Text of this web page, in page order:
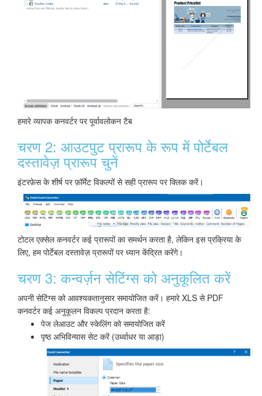
हमारे व्यापक कनवर्टर पर पूर्वावलोकन टैब
चरण 2: आउटपुट प्रारूप के रूप में पोर्टेबल
दस्तावेज़ प्रारूप चुनें
इंटरफ़ेस के शीर्ष पर फ़ॉर्मेट विकल्पों से सही प्रारूप पर क्लिक करें।
टोटल एक्सेल कनवर्टर कई प्रारूपों का समर्थन करता है, लेकिन इस प्रक्रिया के
लिए, हम पोर्टेबल दस्तावेज़ प्रारूपों पर ध्यान केंद्रित करेंगे।
चरण 3: कन्वर्ज़न सेटिंग्स को अनुकूलित करें
अपनी सेटिंग्स को आवश्यकतानुसार समायोजित करें। हमारे XLS से PDF
कनवर्टर कई अनुकूलन विकल्प प्रदान करता है:
पेज लेआउट और स्केलिंग को समायोजित करें
पृष्ठ अभिविन्यास सेट करें (उर्ध्वाधर या आड़ा)